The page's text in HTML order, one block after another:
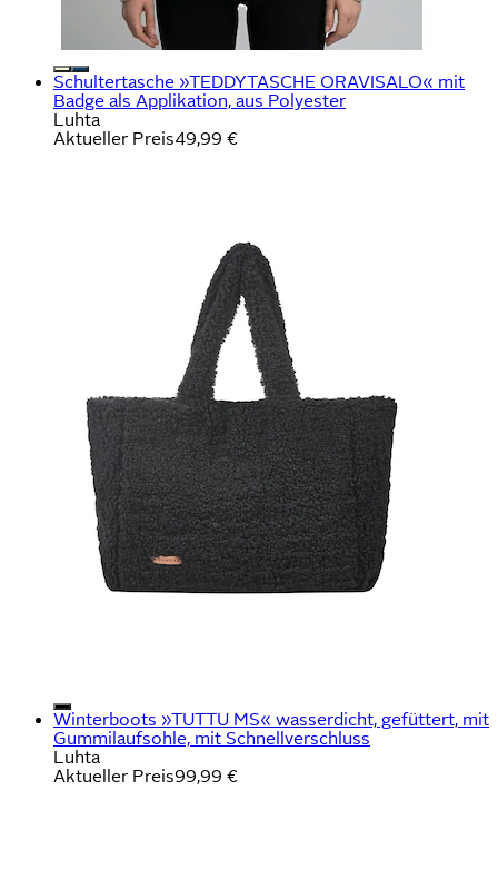
Schultertasche »TEDDYTASCHE ORAVISALO« mit
Badge als Applikation, aus Polyester
Luhta
Aktueller Preis49,99 €
Winterboots »TUTTU MS« wasserdicht, gefüttert, mit
Gummilaufsohle, mit Schnellverschluss
Luhta
Aktueller Preis99,99 €